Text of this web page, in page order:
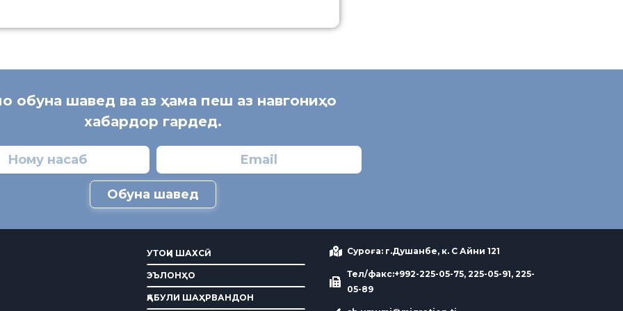
обуна шавед ва аз ҳама пеш аз навгониҳо
хабардор гардед.
Обуна шавед
УТОҚИ ШАХСӢ
ЭЪЛОНҲО
ҚАБУЛИ ШАҲРВАНДОН
Суроға: г.Душанбе, к. С Айни 121
Тел/факс:+992-225-05-75, 225-05-91, 225-
05-89